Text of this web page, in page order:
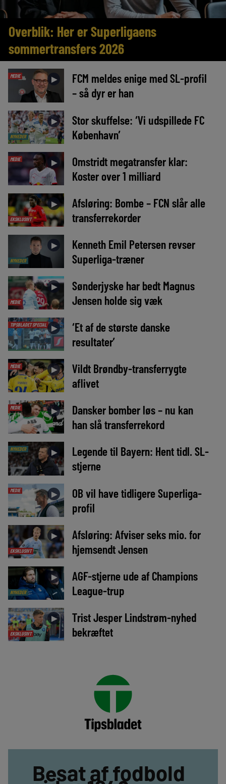
Overblik: Her er Superligaens
sommertransfers 2026
MEDIE ►
FCM meldes enige med SL-profil
– så dyr er han
NYHEDER
►
Stor skuffelse: ‘Vi udspillede FC
København’
MEDIE ►
Omstridt megatransfer klar:
Koster over 1 milliard
EKSKLUSIVT
►
Afsløring: Bombe – FCN slår alle
transferrekorder
NYHEDER
►
Kenneth Emil Petersen revser
Superliga-træner
MEDIE
►
Sønderjyske har bedt Magnus
Jensen holde sig væk
TIPSBLADET SPECIAL ►
‘Et af de største danske
resultater’
MEDIE ►
Vildt Brøndby-transferrygte
aflivet
MEDIE ►
Dansker bomber løs – nu kan
han slå transferrekord
NYHEDER ►
Legende til Bayern: Hent tidl. SL-
stjerne
MEDIE ►
OB vil have tidligere Superliga-
profil
EKSKLUSIVT
►
Afsløring: Afviser seks mio. for
hjemsendt Jensen
NYHEDER
►
AGF-stjerne ude af Champions
League-trup
EKSKLUSIVT
►
Trist Jesper Lindstrøm-nyhed
bekræftet
Besat af fodbold